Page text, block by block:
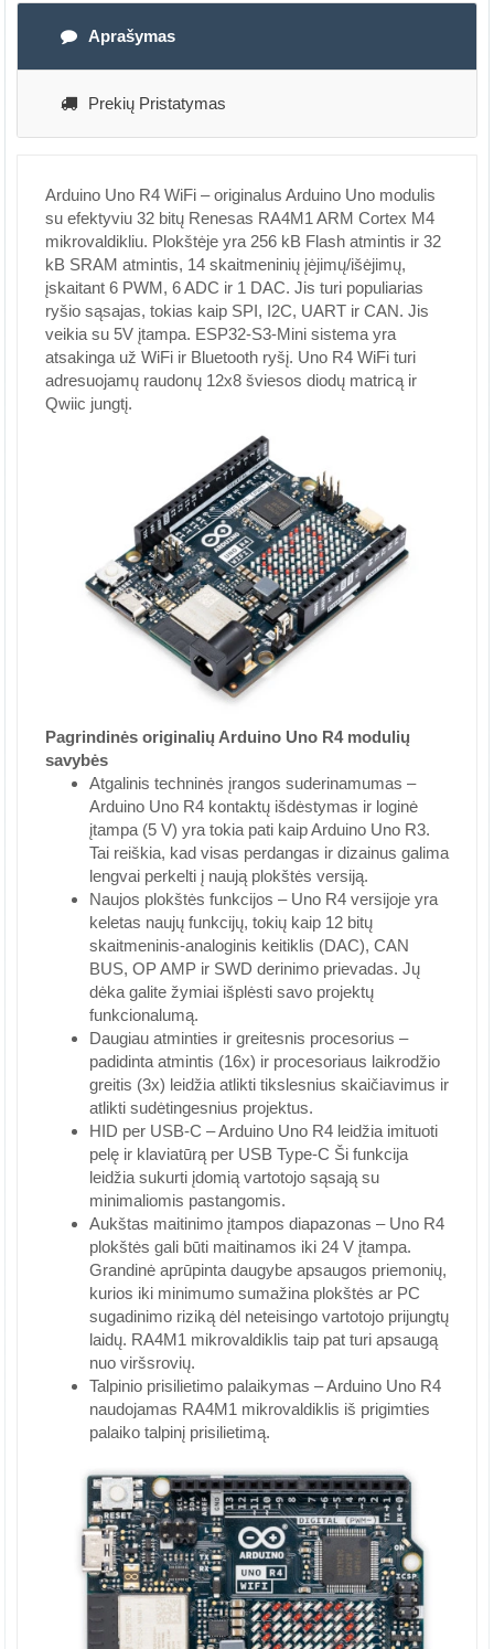
Aprašymas
Prekių Pristatymas
Arduino Uno R4 WiFi – originalus Arduino Uno modulis
su efektyviu 32 bitų Renesas RA4M1 ARM Cortex M4
mikrovaldikliu. Plokštėje yra 256 kB Flash atmintis ir 32
kB SRAM atmintis, 14 skaitmeninių įėjimų/išėjimų,
įskaitant 6 PWM, 6 ADC ir 1 DAC. Jis turi populiarias
ryšio sąsajas, tokias kaip SPI, I2C, UART ir CAN. Jis
veikia su 5V įtampa. ESP32-S3-Mini sistema yra
atsakinga už WiFi ir Bluetooth ryšį. Uno R4 WiFi turi
adresuojamų raudonų 12x8 šviesos diodų matricą ir
Qwiic jungtį.
Pagrindinės originalių Arduino Uno R4 modulių
savybės
Atgalinis techninės įrangos suderinamumas –
Arduino Uno R4 kontaktų išdėstymas ir loginė
įtampa (5 V) yra tokia pati kaip Arduino Uno R3.
Tai reiškia, kad visas perdangas ir dizainus galima
lengvai perkelti į naują plokštės versiją.
Naujos plokštės funkcijos – Uno R4 versijoje yra
keletas naujų funkcijų, tokių kaip 12 bitų
skaitmeninis-analoginis keitiklis (DAC), CAN
BUS, OP AMP ir SWD derinimo prievadas. Jų
dėka galite žymiai išplėsti savo projektų
funkcionalumą.
Daugiau atminties ir greitesnis procesorius –
padidinta atmintis (16x) ir procesoriaus laikrodžio
greitis (3x) leidžia atlikti tikslesnius skaičiavimus ir
atlikti sudėtingesnius projektus.
HID per USB-C – Arduino Uno R4 leidžia imituoti
pelę ir klaviatūrą per USB Type-C Ši funkcija
leidžia sukurti įdomią vartotojo sąsają su
minimaliomis pastangomis.
Aukštas maitinimo įtampos diapazonas – Uno R4
plokštės gali būti maitinamos iki 24 V įtampa.
Grandinė aprūpinta daugybe apsaugos priemonių,
kurios iki minimumo sumažina plokštės ar PC
sugadinimo riziką dėl neteisingo vartotojo prijungtų
laidų. RA4M1 mikrovaldiklis taip pat turi apsaugą
nuo viršsrovių.
Talpinio prisilietimo palaikymas – Arduino Uno R4
naudojamas RA4M1 mikrovaldiklis iš prigimties
palaiko talpinį prisilietimą.